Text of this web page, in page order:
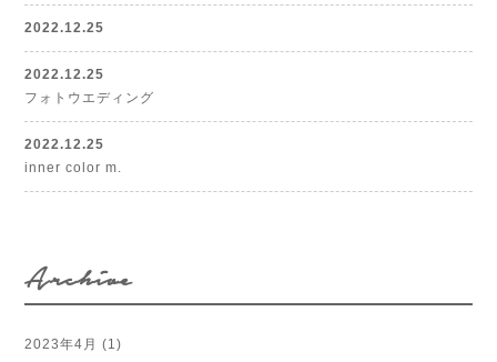
2022.12.25
2022.12.25
フォトウエディング
2022.12.25
inner color m.
Archive
2023年4月 (1)